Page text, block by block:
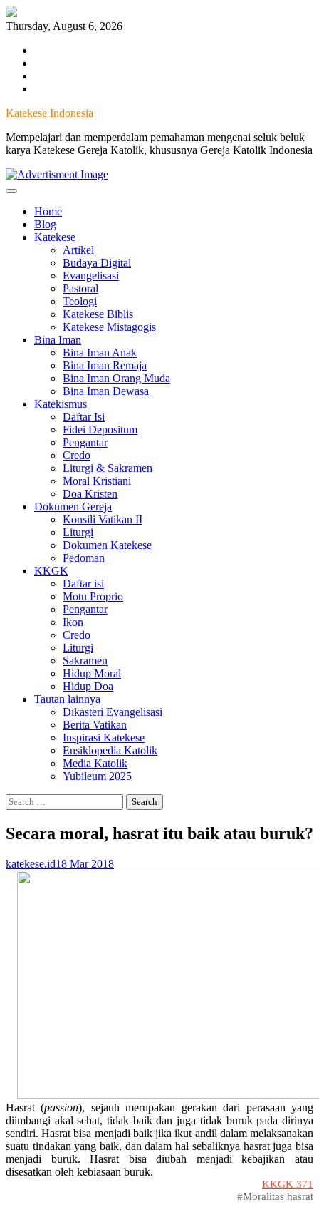
Skip
to
Thursday, August 6, 2026
Katekese Indonesia
Mempelajari dan memperdalam pemahaman mengenai seluk beluk
karya Katekese Gereja Katolik, khususnya Gereja Katolik Indonesia
Home
Blog
Katekese
Artikel
Budaya Digital
Evangelisasi
Pastoral
Teologi
Katekese Biblis
Katekese Mistagogis
Bina Iman
Bina Iman Anak
Bina Iman Remaja
Bina Iman Orang Muda
Bina Iman Dewasa
Katekismus
Daftar Isi
Fidei Depositum
Pengantar
Credo
Liturgi & Sakramen
Moral Kristiani
Doa Kristen
Dokumen Gereja
Konsili Vatikan II
Liturgi
Dokumen Katekese
Pedoman
KKGK
Daftar isi
Motu Proprio
Pengantar
Ikon
Credo
Liturgi
Sakramen
Hidup Moral
Hidup Doa
Tautan lainnya
Dikasteri Evangelisasi
Berita Vatikan
Inspirasi Katekese
Ensiklopedia Katolik
Media Katolik
Yubileum 2025
Search
for:
Secara moral, hasrat itu baik atau buruk?
katekese.id18 Mar 2018
Hasrat (passion), sejauh merupakan gerakan dari perasaan yang
diimbangi akal sehat, tidak baik dan juga tidak buruk pada dirinya
sendiri. Hasrat bisa menjadi baik jika ikut andil dalam melaksanakan
suatu tindakan yang baik, dan dalam hal sebaliknya hasrat juga bisa
menjadi buruk. Hasrat bisa diubah menjadi kebajikan atau
disesatkan oleh kebiasaan buruk.
KKGK 371
#Moralitas hasrat